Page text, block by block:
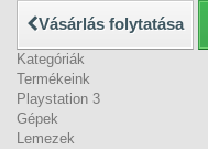
Vásárlás folytatása
Kategóriák
Termékeink
Playstation 3
Gépek
Lemezek